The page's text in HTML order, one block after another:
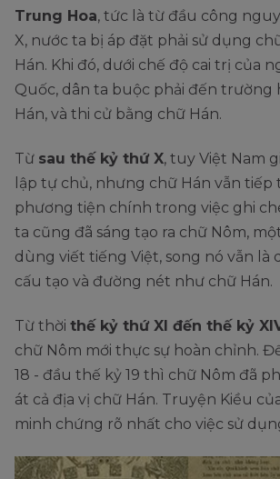
Trung Hoa, tức là từ đầu công
X, nước ta bị áp đặt phải sử dụng
Hán. Khi đó, dưới chế độ cai trị của
Quốc, dân ta buộc phải đến trường
Hán, và thi cử bằng chữ Hán.
Từ sau thế kỷ thứ X, tuy Việt Nam
lập tự chủ, nhưng chữ Hán vẫn tiếp
phương tiện chính trong việc ghi
ta cũng đã sáng tạo ra chữ Nôm,
dùng viết tiếng Việt, song nó vẫn là
cấu tạo và đường nét như chữ Hán.
Từ thời thế kỷ thứ XI đến thế kỷ
chữ Nôm mới thực sự hoàn chỉnh.
18 - đầu thế kỷ 19 thì chữ Nôm đã
át cả địa vị chữ Hán. Truyện Kiều
minh chứng rõ nhất cho việc sử